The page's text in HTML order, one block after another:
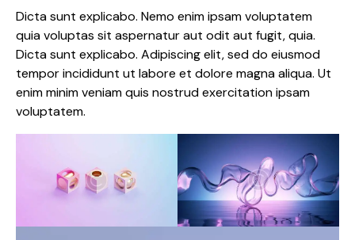
Dicta sunt explicabo. Nemo enim ipsam voluptatem
quia voluptas sit aspernatur aut odit aut fugit, quia.
Dicta sunt explicabo. Adipiscing elit, sed do eiusmod
tempor incididunt ut labore et dolore magna aliqua. Ut
enim minim veniam quis nostrud exercitation ipsam
voluptatem.